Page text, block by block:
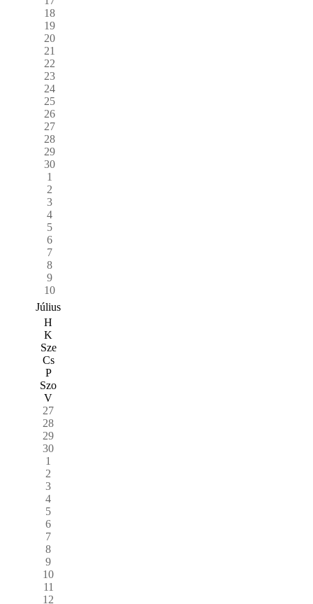
18
19
20
21
22
23
24
25
26
27
28
29
30
1
2
3
4
5
6
7
8
9
10
Július
H
K
Sze
Cs
P
Szo
V
27
28
29
30
1
2
3
4
5
6
7
8
9
10
11
12